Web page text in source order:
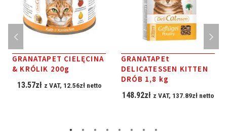
GRANATAPET CIELĘCINA
& KRÓLIK 200g
13.57zł z VAT, 12.56złnetto
GRANATAPEt
DELICATESSEN KITTEN
DRÓB 1,8 kg
148.92zł z VAT, 137.89zł netto